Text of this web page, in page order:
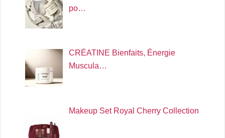
po…
CRÉATINE Bienfaits, Énergie
Muscula…
Makeup Set Royal Cherry Collection